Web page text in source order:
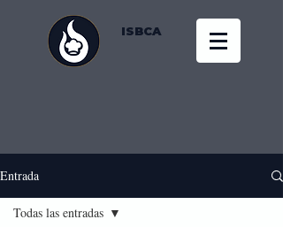
ISBCA
Entrada
Todas las entradas